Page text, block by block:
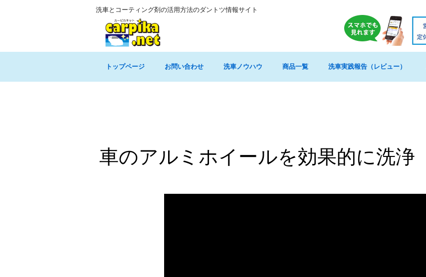
洗車とコーティング剤の活用方法のダントツ情報サイト
トップページ お問い合わせ 洗車ノウハウ 商品一覧 洗車実践報告（レビュー）
車のアルミホイールを効果的に洗浄